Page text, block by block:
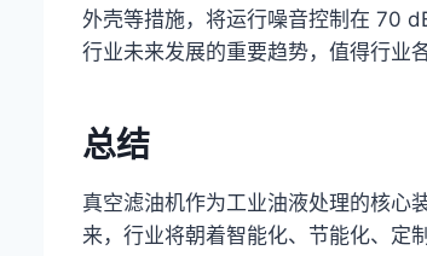
外壳等措施，将运行噪音控制在 70
行业未来发展的重要趋势，值得行业
总结
真空滤油机作为工业油液处理的核心
来，行业将朝着智能化、节能化、定